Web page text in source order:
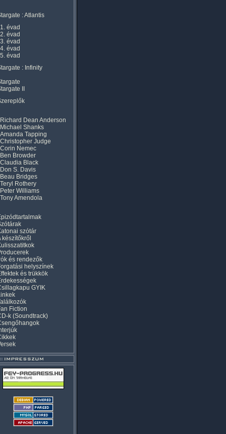
: Atlantis
1. évad
2. évad
3. évad
4. évad
5. évad
: Infinity
II
Richard Dean Anderson
Michael Shanks
Amanda Tapping
Christopher Judge
Corin Nemec
Ben Browder
Claudia Black
Don S. Davis
Beau Bridges
Teryl Rothery
Peter Williams
Tony Amendola
szótár
készítőkről
és rendezők
helyszínek
és trükkök
GYIK
Fiction
k (Soundtrack)